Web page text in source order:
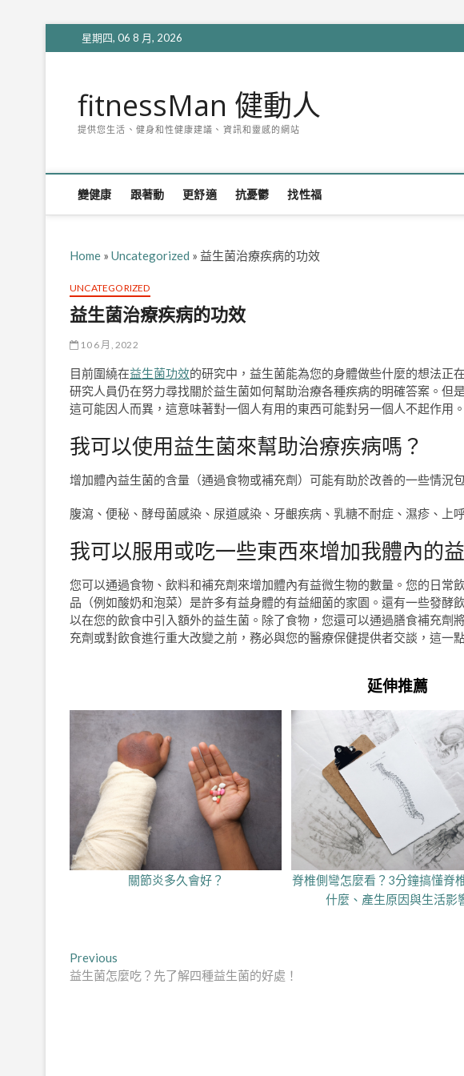
to
星期四, 06 8 月, 2026
fitnessMan 健動人
提供您生活、健身和性健康建議、資訊和靈感的網站
變健康 跟著動 更舒適 抗憂鬱 找性福
Home » Uncategorized » 益生菌治療疾病的功效
UNCATEGORIZED
益生菌治療疾病的功效
10 6 月, 2022
目前圍繞在益生菌功效的研究中，益生菌能為您的身體做些什麼的想法正
研究人員仍在努力尋找關於益生菌如何幫助治療各種疾病的明確答案。但
這可能因人而異，這意味著對一個人有用的東西可能對另一個人不起作用
我可以使用益生菌來幫助治療疾病嗎？
增加體內益生菌的含量（通過食物或補充劑）可能有助於改善的一些情況包
腹瀉、便秘、酵母菌感染、尿道感染、牙齦疾病、乳糖不耐症、濕疹、上
我可以服用或吃一些東西來增加我體內的
您可以通過食物、飲料和補充劑來增加體內有益微生物的數量。您的日常
品（例如酸奶和泡菜）是許多有益身體的有益細菌的家園。還有一些發酵
以在您的飲食中引入額外的益生菌。除了食物，您還可以通過膳食補充劑
充劑或對飲食進行重大改變之前，務必與您的醫療保健提供者交談，這一
延伸推薦
關節炎多久會好？
脊椎側彎怎麼看？3分鐘搞懂脊
什麼、產生原因與生活影
文
章
Previous
post:
益生菌怎麼吃？先了解四種益生菌的好處！